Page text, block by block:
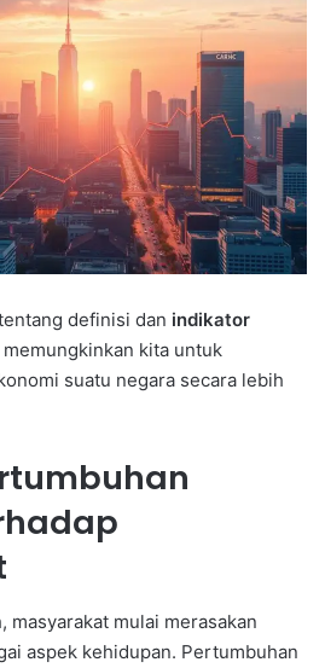
definisi dan indikator
memungkinkan kita untuk
suatu negara secara lebih
masyarakat mulai merasakan
aspek kehidupan. Pertumbuhan